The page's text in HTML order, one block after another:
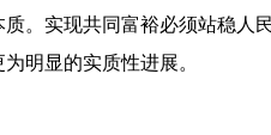
。实现共同富裕必须站稳
明显的实质性进展。